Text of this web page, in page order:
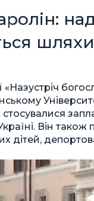
стосувалися
Він
дітей,